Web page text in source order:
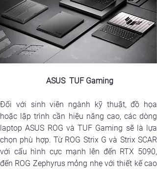
ASUS  TUF Gaming
Đối với sinh viên ngành kỹ thuật, đồ họa
hoặc lập trình cần hiệu năng cao, các dòng
laptop ASUS ROG và TUF Gaming sẽ là lựa
chọn phù hợp. Từ ROG Strix G và Strix SCAR
với cấu hình cực mạnh lên đến RTX 5090,
đến ROG Zephyrus mỏng nhẹ với thiết kế cao